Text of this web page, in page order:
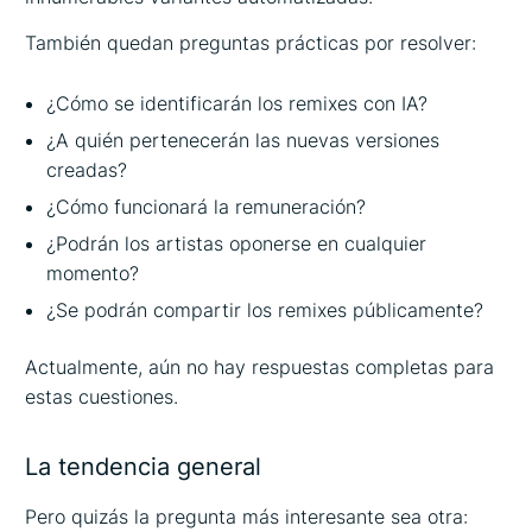
También quedan preguntas prácticas por resolver:
¿Cómo se identificarán los remixes con IA?
¿A quién pertenecerán las nuevas versiones
creadas?
¿Cómo funcionará la remuneración?
¿Podrán los artistas oponerse en cualquier
momento?
¿Se podrán compartir los remixes públicamente?
Actualmente, aún no hay respuestas completas para
estas cuestiones.
La tendencia general
Pero quizás la pregunta más interesante sea otra: